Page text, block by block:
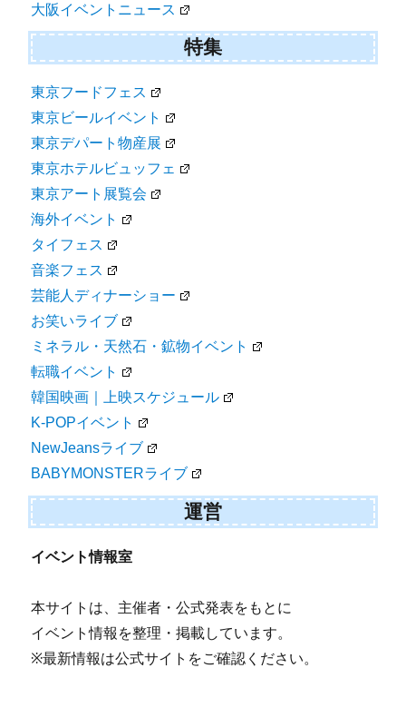
大阪イベントニュース
特集
東京フードフェス
東京ビールイベント
東京デパート物産展
東京ホテルビュッフェ
東京アート展覧会
海外イベント
タイフェス
音楽フェス
芸能人ディナーショー
お笑いライブ
ミネラル・天然石・鉱物イベント
転職イベント
韓国映画｜上映スケジュール
K-POPイベント
NewJeansライブ
BABYMONSTERライブ
運営
イベント情報室
本サイトは、主催者・公式発表をもとに
イベント情報を整理・掲載しています。
※最新情報は公式サイトをご確認ください。